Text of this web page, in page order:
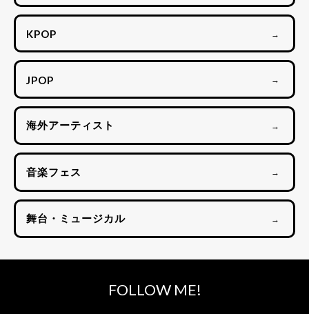
KPOP →
JPOP →
海外アーティスト →
音楽フェス →
舞台・ミュージカル →
FOLLOW ME!